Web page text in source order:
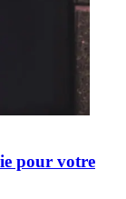
pour votre